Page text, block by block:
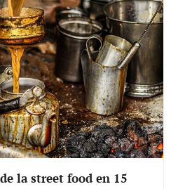
la street food en 15